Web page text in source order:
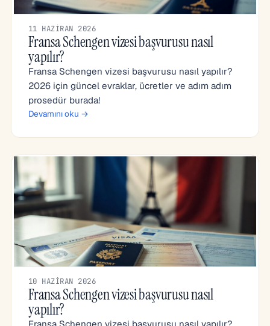
11 HAZIRAN 2026
Fransa Schengen vizesi başvurusu nasıl
yapılır?
Fransa Schengen vizesi başvurusu nasıl yapılır?
2026 için güncel evraklar, ücretler ve adım adım
prosedür burada!
Devamını oku →
10 HAZIRAN 2026
Fransa Schengen vizesi başvurusu nasıl
yapılır?